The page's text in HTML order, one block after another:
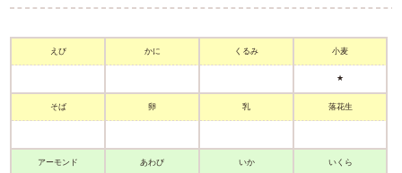
えび かに くるみ 小麦
★
そば 卵 乳 落花生
アーモンド あわび いか いくら